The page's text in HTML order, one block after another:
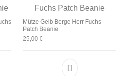
Wandteller Geschirrtücher
Mütze Gelb Berge Herr Fuchs
Patch Beanie
25,00 €